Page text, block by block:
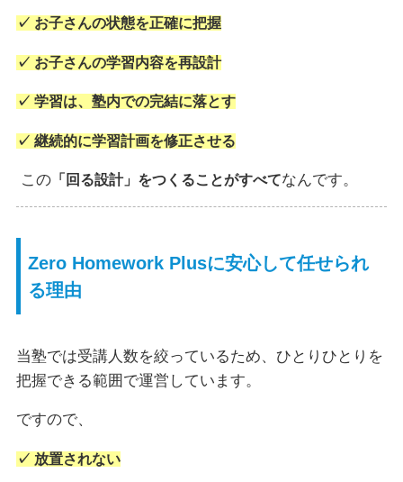
✓ お子さんの状態を正確に把握
✓ お子さんの学習内容を再設計
✓ 学習は、塾内での完結に落とす
✓ 継続的に学習計画を修正させる
この「回る設計」をつくることがすべてなんです。
Zero Homework Plusに安心して任せられ
る理由
当塾では受講人数を絞っているため、ひとりひとりを
把握できる範囲で運営しています。
ですので、
✓ 放置されない